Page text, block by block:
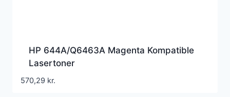
HP 644A/Q6463A Magenta Kompatible
Lasertoner
570,29 kr.